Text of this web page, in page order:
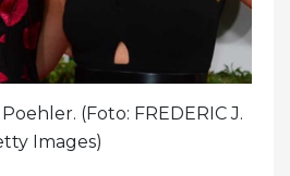
(Foto: FREDERIC J.
Images)